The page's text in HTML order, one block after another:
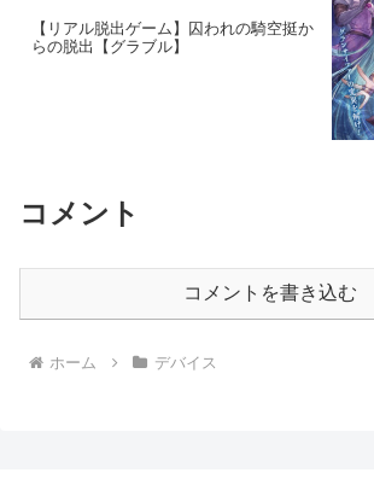
【リアル脱出ゲーム】囚われの騎空挺か
らの脱出【グラブル】
コメント
コメントを書き込む
ホーム デバイス